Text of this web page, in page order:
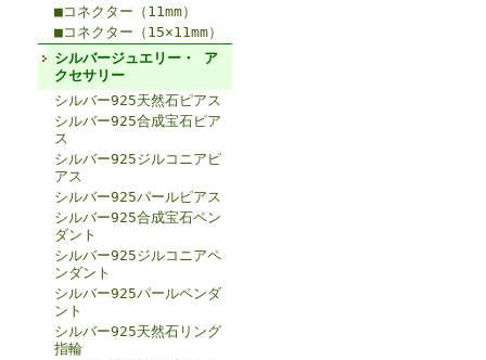
■コネクター（11mm）
■コネクター（15×11mm）
シルバージュエリー・ ア
クセサリー
シルバー925天然石ピアス
シルバー925合成宝石ピア
ス
シルバー925ジルコニアピ
アス
シルバー925パールピアス
シルバー925合成宝石ペン
ダント
シルバー925ジルコニアペ
ンダント
シルバー925パールペンダ
ント
シルバー925天然石リング
指輪